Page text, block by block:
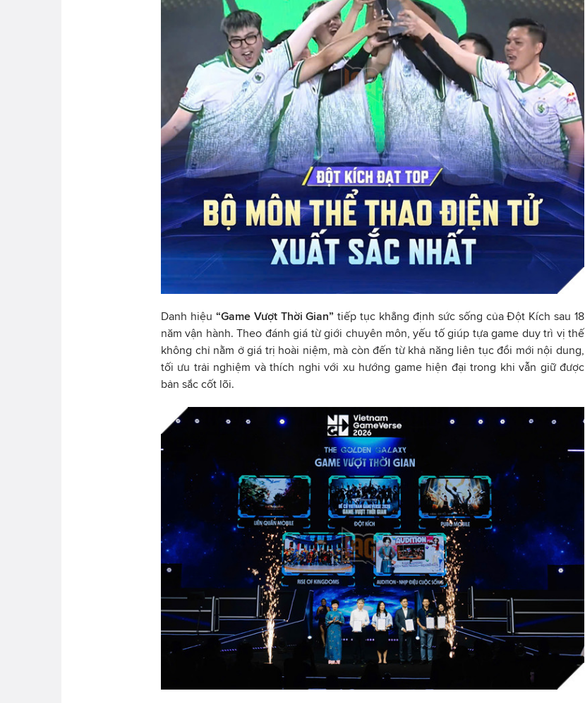
Danh hiệu “Game Vượt Thời Gian”tiếp tục khẳng định sức sống của Đột Kích sau 18
năm vận hành. Theo đánh giá từ giới chuyên môn, yếu tố giúp tựa game duy trì vị thế
không chỉ nằm ở giá trị hoài niệm, mà còn đến từ khả năng liên tục đổi mới nội dung,
tối ưu trải nghiệm và thích nghi với xu hướng game hiện đại trong khi vẫn giữ được
bản sắc cốt lõi.